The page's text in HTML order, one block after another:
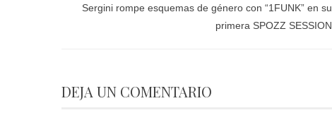
Sergini rompe esquemas de género con “1FUNK” en su
primera SPOZZ SESSION
DEJA UN COMENTARIO